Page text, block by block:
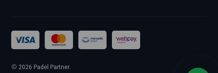
2026 Padel Partner.